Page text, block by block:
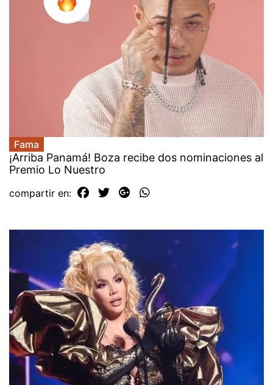
Fama
¡Arriba Panamá! Boza recibe dos nominaciones al
Premio Lo Nuestro
compartir en: